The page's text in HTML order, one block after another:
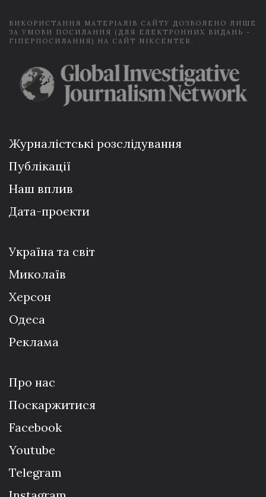
ВИКОРИСТАННЯ МАТЕРІАЛІВ САЙТУ ДОЗВОЛЕНО ЛИШЕ
ЗА УМОВИ ПОСИЛАННЯ (ДЛЯ ЕЛЕКТРОННИХ ВИДАНЬ -
ГІПЕРПОСИЛАННЯ) НА САЙТ NIKCENTER.
Журналістські розслідування
Публікації
Наш вплив
Дата-проєкти
Україна та світ
Миколаїв
Херсон
Одеса
Реклама
Про нас
Поскаржитися
Facebook
Youtube
Telegram